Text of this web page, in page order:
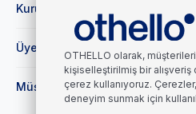
Kurumsal
Üye
Müşteri Hizmetleri
OTHELLO olarak,
kişiselleştirilmiş bir
çerez kullanıyoruz.
deneyim sunmak için